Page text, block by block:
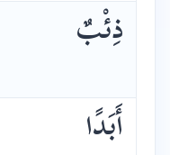
ذِئْبٌ
أَبَدًا